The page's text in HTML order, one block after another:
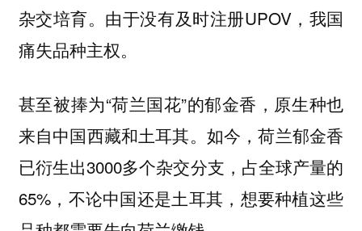
杂交培育。由于没有及时注册UPOV，我国
痛失品种主权。
甚至被捧为“荷兰国花”的郁金香，原生种也
来自中国西藏和土耳其。如今，荷兰郁金香
已衍生出3000多个杂交分支，占全球产量的
65%，不论中国还是土耳其，想要种植这些